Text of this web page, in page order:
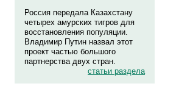
Россия передала Казахстану
четырех амурских тигров для
восстановления популяции.
Владимир Путин назвал этот
проект частью большого
партнерства двух стран.
статьи раздела